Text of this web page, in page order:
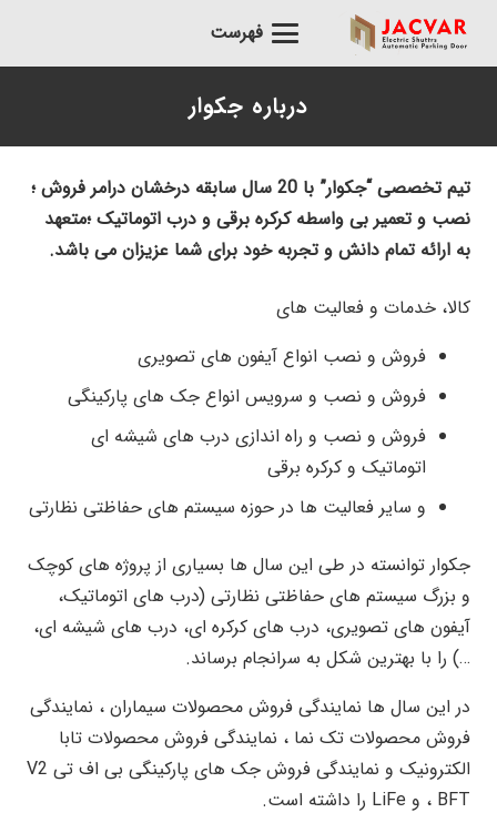
فهرست
درباره جکوار
تیم تخصصی “جکوار” با 20 سال سابقه درخشان درامر فروش ؛
نصب و تعمیر بی واسطه کرکره برقی و درب اتوماتیک ؛متعهد
به ارائه تمام دانش و تجربه خود برای شما عزیزان می باشد.
کالا، خدمات و فعالیت های
فروش و نصب انواع آیفون های تصویری
فروش و نصب و سرویس انواع جک های پارکینگی
فروش و نصب و راه اندازی درب های شیشه ای
اتوماتیک و کرکره برقی
و سایر فعالیت ها در حوزه سیستم های حفاظتی نظارتی
جکوار توانسته در طی این سال ها بسیاری از پروژه های کوچک
و بزرگ سیستم های حفاظتی نظارتی (درب های اتوماتیک،
آیفون های تصویری، درب های کرکره ای، درب های شیشه ای،
…) را با بهترین شکل به سرانجام برساند.
در این سال ها نمایندگی فروش محصولات سیماران ، نمایندگی
فروش محصولات تک نما ، نمایندگی فروش محصولات تابا
الکترونیک و نمایندگی فروش جک های پارکینگی بی اف تی V2
، BFT و LiFe را داشته است.